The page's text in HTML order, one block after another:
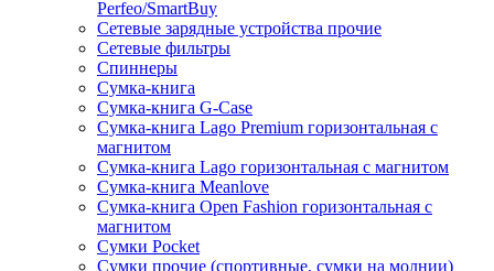
Perfeo/SmartBuy
Сетевые зарядные устройства прочие
Сетевые фильтры
Спиннеры
Сумка-книга
Сумка-книга G-Case
Сумка-книга Lago Premium горизонтальная с
магнитом
Сумка-книга Lago горизонтальная с магнитом
Сумка-книга Meanlove
Сумка-книга Open Fashion горизонтальная с
магнитом
Сумки Pocket
Сумки прочие (спортивные, сумки на молнии)